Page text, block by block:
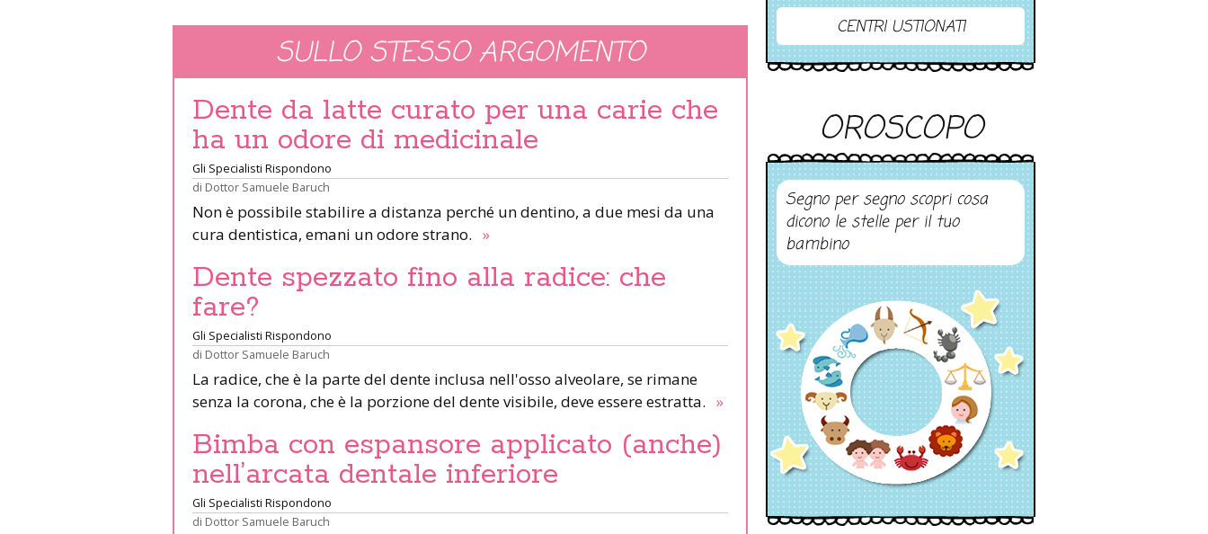
SULLO STESSO ARGOMENTO
Dente da latte curato per una carie che
ha un odore di medicinale
Gli Specialisti Rispondono
di Dottor Samuele Baruch
Non è possibile stabilire a distanza perché un dentino, a due mesi da una
cura dentistica, emani un odore strano. »
Dente spezzato fino alla radice: che
fare?
Gli Specialisti Rispondono
di Dottor Samuele Baruch
La radice, che è la parte del dente inclusa nell'osso alveolare, se rimane
senza la corona, che è la porzione del dente visibile, deve essere estratta. »
Bimba con espansore applicato (anche)
nell’arcata dentale inferiore
Gli Specialisti Rispondono
di Dottor Samuele Baruch
CENTRI USTIONATI
OROSCOPO
Segno per segno scopri cosa
dicono le stelle per il tuo
bambino